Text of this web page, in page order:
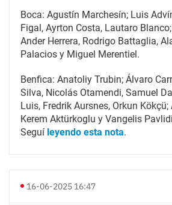
Boca: Agustín Marchesín; Luis
Figal, Ayrton Costa, Lautaro
Ander Herrera, Rodrigo Battaglia,
Palacios y Miguel Merentiel.
Benfica: Anatoliy Trubin; Álvaro
Silva, Nicolás Otamendi, Samuel
Luis, Fredrik Aursnes, Orkun
Kerem Aktürkoglu y Vangelis
Seguí leyendo esta nota.
16-06-2025 16:47